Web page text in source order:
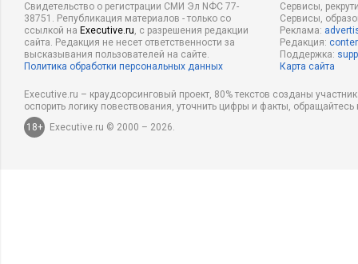
Свидетельство о регистрации СМИ Эл NФС 77-
38751. Републикация материалов - только со
ссылкой на Executive.ru, с разрешения редакции
сайта. Редакция не несет ответственности за
высказывания пользователей на сайте.
Политика обработки персональных данных
Сервисы,
Сервисы,
Реклама:
Редакция:
Поддержка:
Карта сайта
Executive.ru – краудсорсинговый проект, 80% текстов созданы
оспорить логику повествования, уточнить цифры и факты,
18+
Executive.ru © 2000 – 2026.